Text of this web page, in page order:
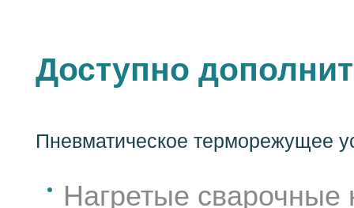
Доступно
Пневматическое терморежущее
Нагретые